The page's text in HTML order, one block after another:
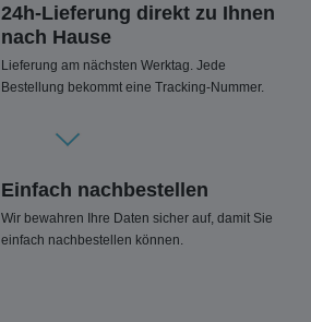
24h-Lieferung direkt zu Ihnen
nach Hause
Lieferung am nächsten Werktag. Jede
Bestellung bekommt eine Tracking-Nummer.
Einfach nachbestellen
Wir bewahren Ihre Daten sicher auf, damit Sie
einfach nachbestellen können.